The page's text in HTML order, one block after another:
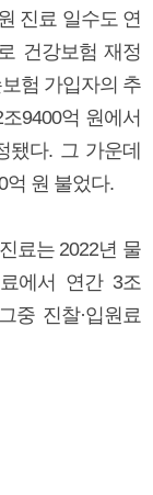
진료 일수도 연
건강보험 재정
험 가입자의 추
9400억 원에서
됐다. 그 가운데
억 원 불었다.
료는 2022년 물
에서 연간 3조
중 진찰·입원료